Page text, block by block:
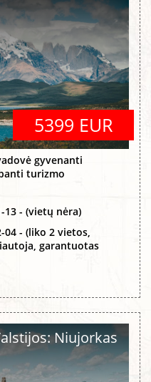
5399 EUR
gyvenanti
turizmo
13 - (vietų nėra)
04 - (liko 2 vietos,
garantuotas
Niujorkas